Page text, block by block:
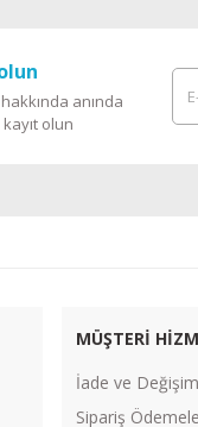
anında
olun
MÜŞTERİ
İade ve
Sipariş